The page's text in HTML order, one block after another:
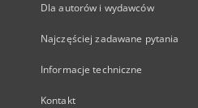
Dla autorów i wydawców
Najczęściej zadawane pytania
Informacje techniczne
Kontakt